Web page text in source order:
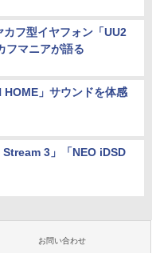
フ型イヤフォン「UU2
フマニアが語る
HOME」サウンドを体感
3」「NEO iDSD
お問い合わせ